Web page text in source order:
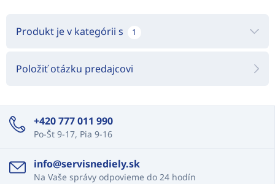
Produkt je v kategórii s 1
Položiť otázku predajcovi
+420 777 011 990
Po-Št 9-17, Pia 9-16
info@servisnediely.sk
Na Vaše správy odpovieme do 24 hodín